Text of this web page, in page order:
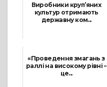
Виробники круп’яних
культур отримають
державну ком...
«Проведення змагань з
раллі на високому рівні –
це...